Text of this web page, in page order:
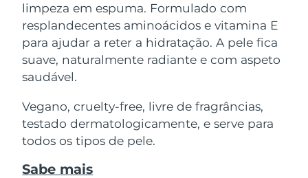
limpeza em espuma. Formulado com
resplandecentes aminoácidos e vitamina E
para ajudar a reter a hidratação. A pele fica
suave, naturalmente radiante e com aspeto
saudável.
Vegano, cruelty-free, livre de fragrâncias,
testado dermatologicamente, e serve para
todos os tipos de pele.
Sabe mais